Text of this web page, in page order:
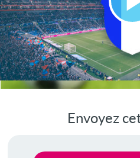
Envoyez